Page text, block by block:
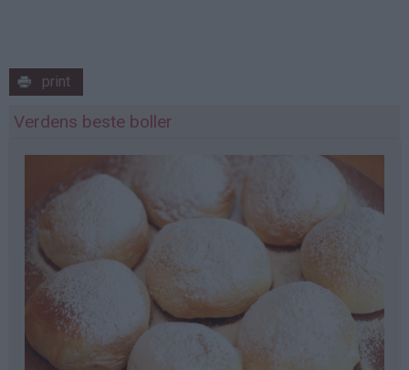
print
Verdens beste boller